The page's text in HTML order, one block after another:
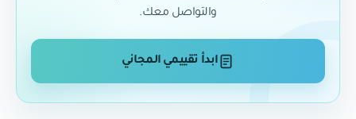
والتواصل معك.
ابدأ تقييمي المجاني